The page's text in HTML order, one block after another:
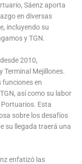
Sáenz aporta
en diversas
incluyendo su
y TGN.
2010,
Terminal Mejillones.
en
así como su labor
Esta
sobre los desafíos
su llegada traerá una
enfatizó las